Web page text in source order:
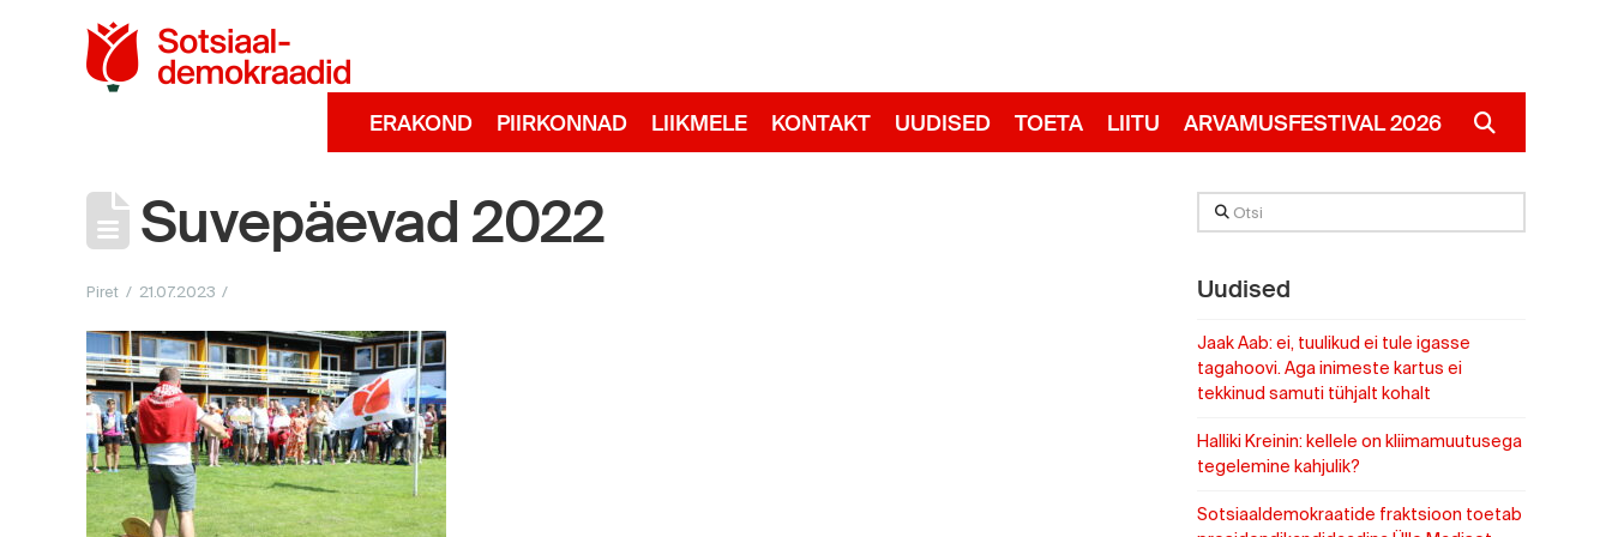
Sotsiaaldemokraadid
ERAKOND PIIRKONNAD LIIKMELE KONTAKT UUDISED TOETA LIITU ARVAMUSFESTIVAL 2026
Suvepäevad 2022
Piret 21.07.2023
Otsi
Uudised
Jaak Aab: ei, tuulikud ei tule igasse
tagahoovi. Aga inimeste kartus ei
tekkinud samuti tühjalt kohalt
Halliki Kreinin: kellele on kliimamuutusega
tegelemine kahjulik?
Sotsiaaldemokraatide fraktsioon toetab